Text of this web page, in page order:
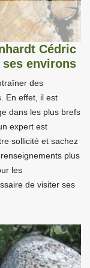
Cédric
ses environs
des
En effet, il est
dans les plus brefs
expert est
sollicité et sachez
plus
les
de visiter ses